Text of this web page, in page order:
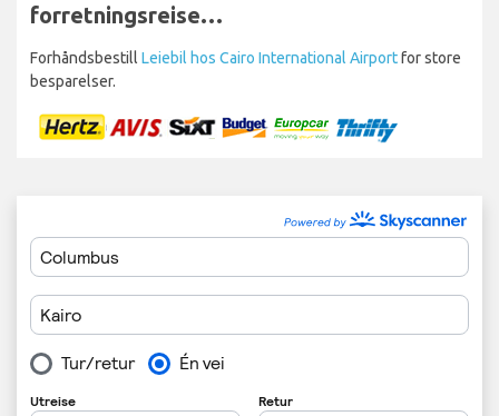
forretningsreise…
Forhåndsbestill Leiebil hos Cairo International Airportfor store
besparelser.